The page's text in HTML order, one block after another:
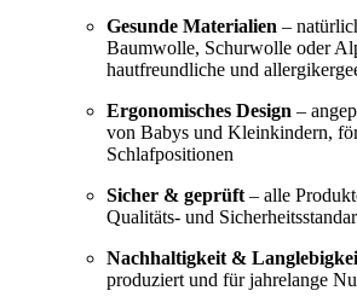
Gesunde Materialien –
Baumwolle, Schurwolle oder
hautfreundliche und
Ergonomisches Design –
von Babys und Kleinkindern,
Schlafpositionen
Sicher & geprüft – alle
Qualitäts- und
Nachhaltigkeit &
produziert und für jahrelange